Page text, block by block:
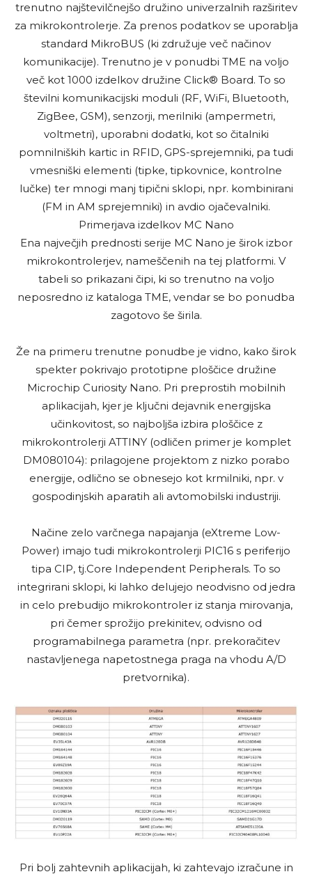
trenutno najštevilčnejšo družino univerzalnih razširitev
za mikrokontrolerje. Za prenos podatkov se uporablja
standard MikroBUS (ki združuje več načinov
komunikacije). Trenutno je v ponudbi TME na voljo
več kot 1000 izdelkov družine Click® Board. To so
številni komunikacijski moduli (RF, WiFi, Bluetooth,
ZigBee, GSM), senzorji, merilniki (ampermetri,
voltmetri), uporabni dodatki, kot so čitalniki
pomnilniških kartic in RFID, GPS-sprejemniki, pa tudi
vmesniški elementi (tipke, tipkovnice, kontrolne
lučke) ter mnogi manj tipični sklopi, npr. kombinirani
(FM in AM sprejemniki) in avdio ojačevalniki.
Primerjava izdelkov MC Nano
Ena največjih prednosti serije MC Nano je širok izbor
mikrokontrolerjev, nameščenih na tej platformi. V
tabeli so prikazani čipi, ki so trenutno na voljo
neposredno iz kataloga TME, vendar se bo ponudba
zagotovo še širila.
Že na primeru trenutne ponudbe je vidno, kako širok
spekter pokrivajo prototipne ploščice družine
Microchip Curiosity Nano. Pri preprostih mobilnih
aplikacijah, kjer je ključni dejavnik energijska
učinkovitost, so najboljša izbira ploščice z
mikrokontrolerji ATTINY (odličen primer je komplet
DM080104): prilagojene projektom z nizko porabo
energije, odlično se obnesejo kot krmilniki, npr. v
gospodinjskih aparatih ali avtomobilski industriji.
Načine zelo varčnega napajanja (eXtreme Low-
Power) imajo tudi mikrokontrolerji PIC16 s periferijo
tipa CIP, tj.Core Independent Peripherals. To so
integrirani sklopi, ki lahko delujejo neodvisno od jedra
in celo prebudijo mikrokontroler iz stanja mirovanja,
pri čemer sprožijo prekinitev, odvisno od
programabilnega parametra (npr. prekoračitev
nastavljenega napetostnega praga na vhodu A/D
pretvornika).
Pri bolj zahtevnih aplikacijah, ki zahtevajo izračune in